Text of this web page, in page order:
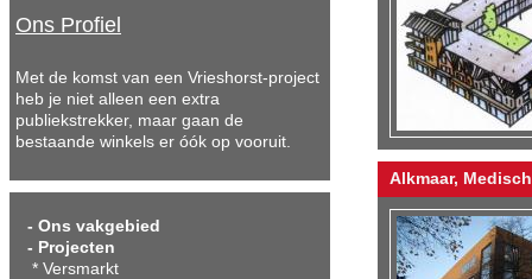
Ons Profiel
Met de komst van een Vrieshorst-project
heb je niet alleen een extra
publiekstrekker, maar gaan de
bestaande winkels er óók op vooruit.
- Ons vakgebied
- Projecten
* Versmarkt
Alkmaar,